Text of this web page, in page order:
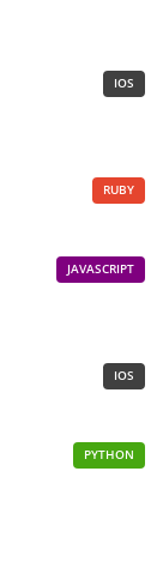
IOS
RUBY
JAVASCRIPT
IOS
PYTHON